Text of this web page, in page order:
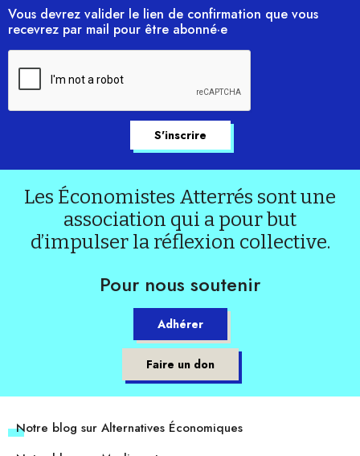
Vous devrez valider le lien de confirmation que vous
recevrez par mail pour être abonné·e
Les Économistes Atterrés sont une
association qui a pour but
d’impulser la réflexion collective.
Pour nous soutenir
Adhérer
Faire un don
Notre blog sur Alternatives Économiques